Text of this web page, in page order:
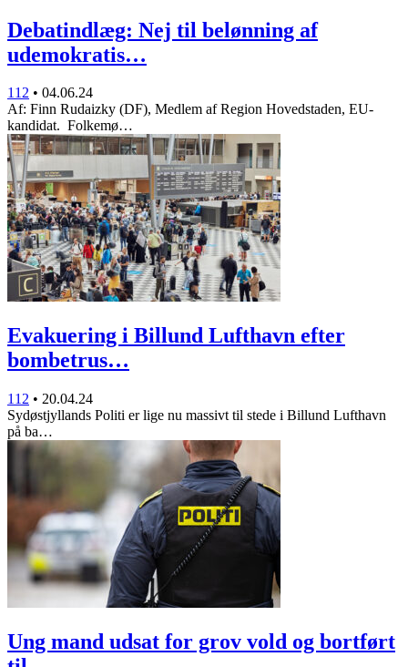
Debatindlæg: Nej til belønning af
udemokratis…
112 • 04.06.24
Af: Finn Rudaizky (DF), Medlem af Region Hovedstaden, EU-
kandidat. Folkemø…
Evakuering i Billund Lufthavn efter
bombetrus…
112 • 20.04.24
Sydøstjyllands Politi er lige nu massivt til stede i Billund Lufthavn
på ba…
Ung mand udsat for grov vold og bortført